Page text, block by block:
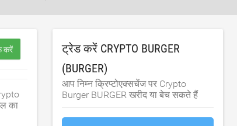
करें
का
ट्रेड करें CRYPTO BURGER
(BURGER)
आप निम्न क्रिप्टोएक्सचेंज पर Crypto
Burger BURGER खरीद या बेच सकते हैं